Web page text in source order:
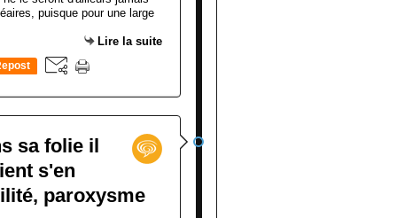
puisque pour une large
Lire la suite
sa folie il
s'en
paroxysme